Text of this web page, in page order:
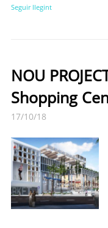
Seguir llegint
NOU
Shopping
17/10/18